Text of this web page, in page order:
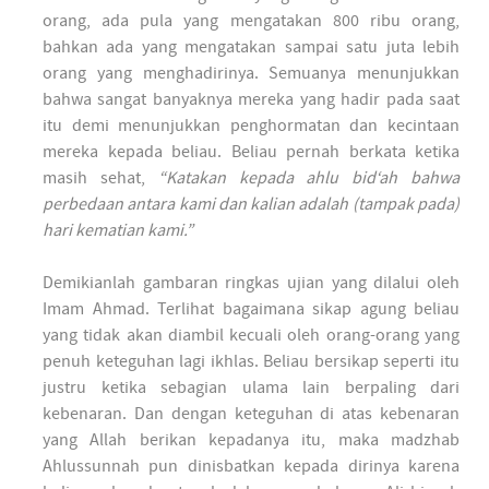
orang, ada pula yang mengatakan 800 ribu orang,
bahkan ada yang mengatakan sampai satu juta lebih
orang yang menghadirinya. Semuanya menunjukkan
bahwa sangat banyaknya mereka yang hadir pada saat
itu demi menunjukkan penghormatan dan kecintaan
mereka kepada beliau. Beliau pernah berkata ketika
masih sehat,
“Katakan kepada ahlu bid‘ah bahwa
perbedaan antara kami dan kalian adalah (tampak pada)
hari kematian kami.”
Demikianlah gambaran ringkas ujian yang dilalui oleh
Imam Ahmad. Terlihat bagaimana sikap agung beliau
yang tidak akan diambil kecuali oleh orang-orang yang
penuh keteguhan lagi ikhlas. Beliau bersikap seperti itu
justru ketika sebagian ulama lain berpaling dari
kebenaran. Dan dengan keteguhan di atas kebenaran
yang Allah berikan kepadanya itu, maka madzhab
Ahlussunnah pun dinisbatkan kepada dirinya karena